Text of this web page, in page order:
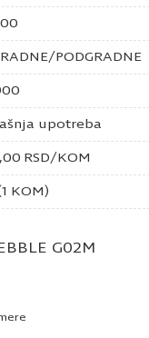
PODGRADNE
upotreba
RSD/KOM
KOM)
G02M